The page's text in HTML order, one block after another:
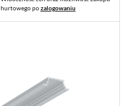
hurtowego pozalogowaniu